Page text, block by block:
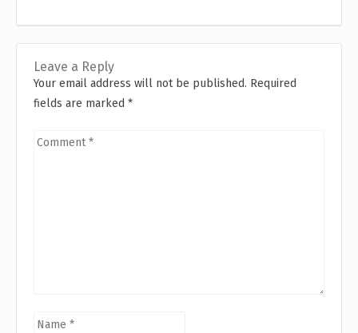
Leave a Reply
Your email address will not be published. Required
fields are marked *